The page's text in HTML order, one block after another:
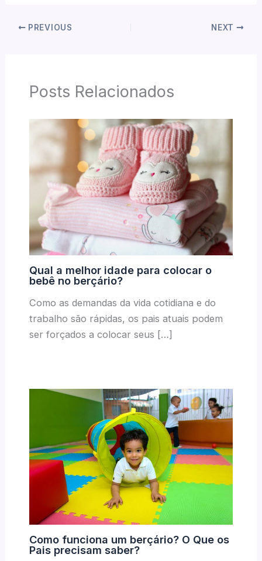
PREVIOUS NEXT
Posts Relacionados
Qual a melhor idade para colocar o
bebê no berçário?
Como as demandas da vida cotidiana e do
trabalho são rápidas, os pais atuais podem
ser forçados a colocar seus […]
Como funciona um berçário? O Que os
Pais precisam saber?